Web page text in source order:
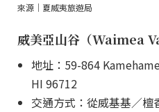
來源｜夏威夷旅遊局
威美亞山谷（Waimea
地址：59-864
HI 96712
交通方式：從威基基／